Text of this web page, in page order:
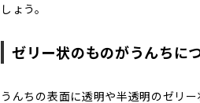
しょう。
ゼリー状のものがうんちに
うんちの表面に透明や半透明のゼリ